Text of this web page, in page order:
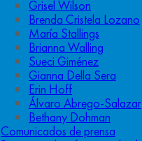
Grisel Wilson
Brenda Cristela Lozano
María Stallings
Brianna Walling
Sueci Giménez
Gianna Della Sera
Erin Hoff
Álvaro Abrego-Salazar
Bethany Dohman
Comunicados de prensa